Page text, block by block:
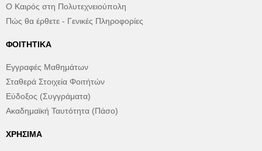
Ο Καιρός στη Πολυτεχνειούπολη
Πώς θα έρθετε - Γενικές Πληροφορίες
ΦΟΙΤΗΤΙΚΆ
Εγγραφές Μαθημάτων
Σταθερά Στοιχεία Φοιτήτών
Εύδοξος (Συγγράματα)
Ακαδημαϊκή Ταυτότητα (Πάσο)
ΧΡΉΣΙΜΑ